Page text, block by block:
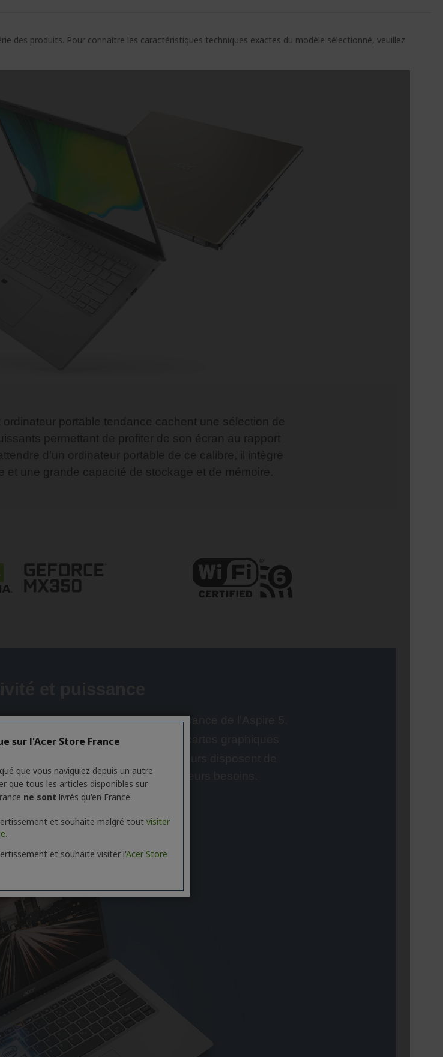
des produits. Pour connaître les caractéristiques techniques exactes du modèle sélectionné, veuillez
sur l'Acer Store France
que vous naviguiez depuis un autre
que tous les articles disponibles sur
ne sont livrés qu'en France.
et souhaite malgré tout visiter
et souhaite visiter l'Acer Store